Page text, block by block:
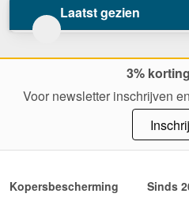
Laatst gezien
3%
Voor newsletter inschrijven
Kopersbescherming Sinds